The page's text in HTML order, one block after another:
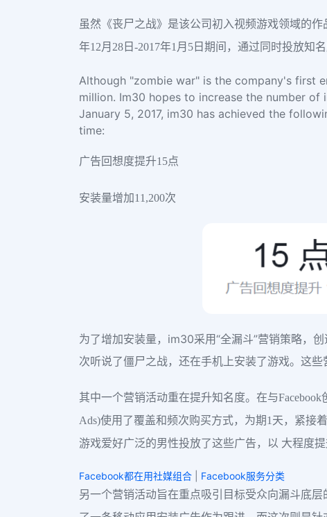
虽然《丧尸之战》是该公司初入视频游戏领域的
年12月28日-2017年1月5日期间，通过同时投放知
Although "zombie war" is the company's first
million. Im30 hopes to increase the number
January 5, 2017, im30 has achieved the
time:
广告回想度提升15点
安装量增加11,200次
为了增加安装量，im30采用“全漏斗”营销策略，
次听说了僵尸之战，还在手机上安装了游戏。这
其中一个营销活动重在提升知名度。在与
Ads)使用了覆盖和频次购买方式，为期1天，紧接
游戏爱好广泛的男性投放了这些广告，以 大程度提
Facebook都在用社媒组合
Facebook服务分类
另一个营销活动旨在重点吸引目标受众向漏斗底